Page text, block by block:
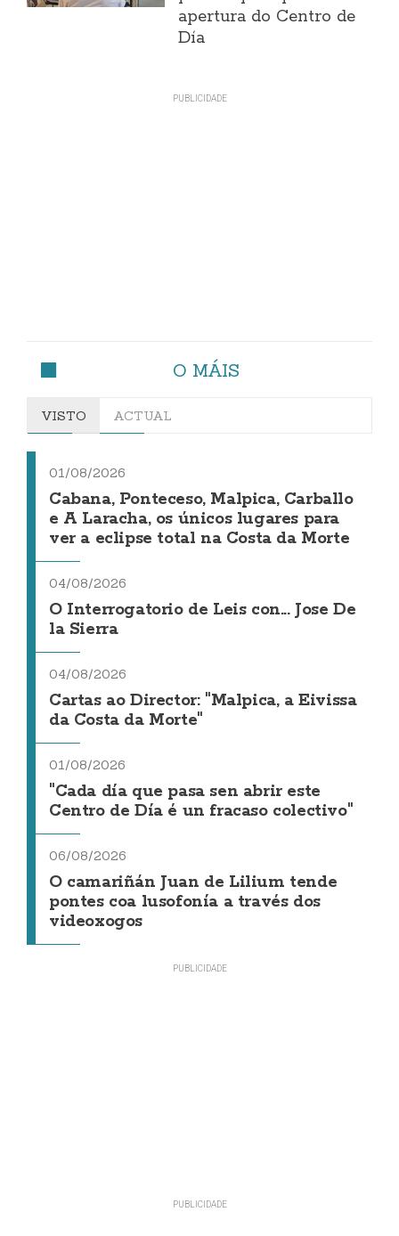
apertura do Centro de
Día
O MÁIS
VISTO ACTUAL
01/08/2026
Cabana, Ponteceso, Malpica, Carballo
e A Laracha, os únicos lugares para
ver a eclipse total na Costa da Morte
04/08/2026
O Interrogatorio de Leis con... Jose De
la Sierra
04/08/2026
Cartas ao Director: "Malpica, a Eivissa
da Costa da Morte"
01/08/2026
"Cada día que pasa sen abrir este
Centro de Día é un fracaso colectivo"
06/08/2026
O camariñán Juan de Lilium tende
pontes coa lusofonía a través dos
videoxogos